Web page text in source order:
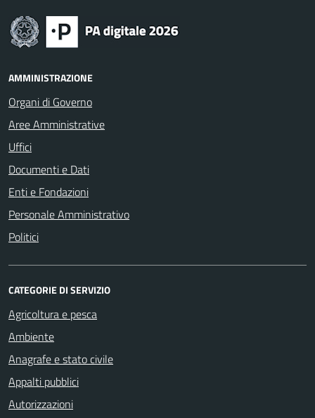
AMMINISTRAZIONE
Organi di Governo
Aree Amministrative
Uffici
Documenti e Dati
Enti e Fondazioni
Personale Amministrativo
Politici
CATEGORIE DI SERVIZIO
Agricoltura e pesca
Ambiente
Anagrafe e stato civile
Appalti pubblici
Autorizzazioni